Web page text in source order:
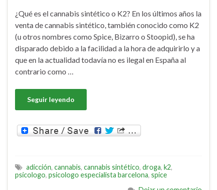
¿Qué es el cannabis sintético o K2? En los últimos años la
venta de cannabis sintético, también conocido como K2
(u otros nombres como Spice, Bizarro o Stoopid), se ha
disparado debido a la facilidad a la hora de adquirirlo y a
que en la actualidad todavía no es ilegal en España al
contrario como …
Seguir leyendo
adicción, cannabis, cannabis sintético, droga, k2,
psicologo, psicologo especialista barcelona, spice